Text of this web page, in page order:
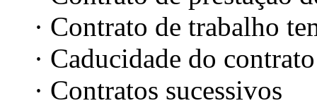
· Contrato de trabalho
· Caducidade do
· Contratos sucessivos